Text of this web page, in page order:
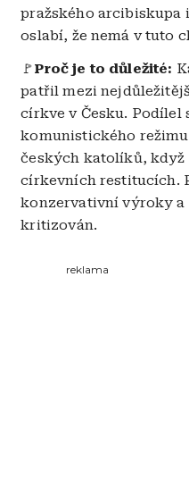
pražského arcibiskupa
oslabí, že nemá v tuto
🚩Proč je to důležité:
patřil mezi
církve v Česku. Podílel
komunistického
českých katolíků, když
církevních restitucích.
konzervativní výroky a
kritizován.
reklama